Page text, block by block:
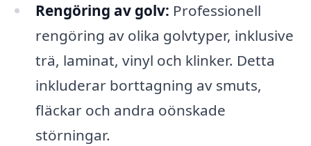
Rengöring av golv: Professionell
rengöring av olika golvtyper, inklusive
trä, laminat, vinyl och klinker. Detta
inkluderar borttagning av smuts,
fläckar och andra oönskade
störningar.